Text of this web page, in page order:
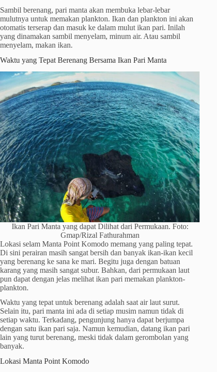
Sambil berenang, pari manta akan membuka lebar-lebar
mulutnya untuk memakan plankton. Ikan dan plankton ini akan
otomatis terserap dan masuk ke dalam mulut ikan pari. Inilah
yang dinamakan sambil menyelam, minum air. Atau sambil
menyelam, makan ikan.
Waktu yang Tepat Berenang Bersama Ikan Pari Manta
Ikan Pari Manta yang dapat Dilihat dari Permukaan. Foto:
Gmap/Rizal Fathurahman
Lokasi selam Manta Point Komodo memang yang paling tepat.
Di sini perairan masih sangat bersih dan banyak ikan-ikan kecil
yang berenang ke sana ke mari. Begitu juga dengan batuan
karang yang masih sangat subur. Bahkan, dari permukaan laut
pun dapat dengan jelas melihat ikan pari memakan plankton-
plankton.
Waktu yang tepat untuk berenang adalah saat air laut surut.
Selain itu, pari manta ini ada di setiap musim namun tidak di
setiap waktu. Terkadang, pengunjung hanya dapat berjumpa
dengan satu ikan pari saja. Namun kemudian, datang ikan pari
lain yang turut berenang, meski tidak dalam gerombolan yang
banyak.
Lokasi Manta Point Komodo